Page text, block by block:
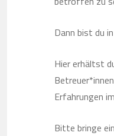
Dann bist du
Hier erhältst
Erfahrungen
Bitte bringe